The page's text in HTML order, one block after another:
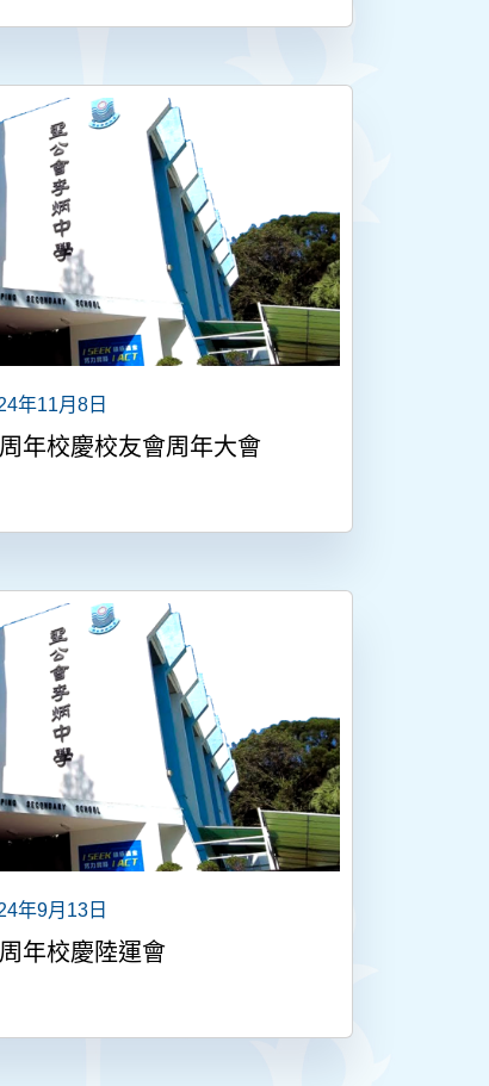
年11月8日
年校慶校友會周年大會
年9月13日
年校慶陸運會